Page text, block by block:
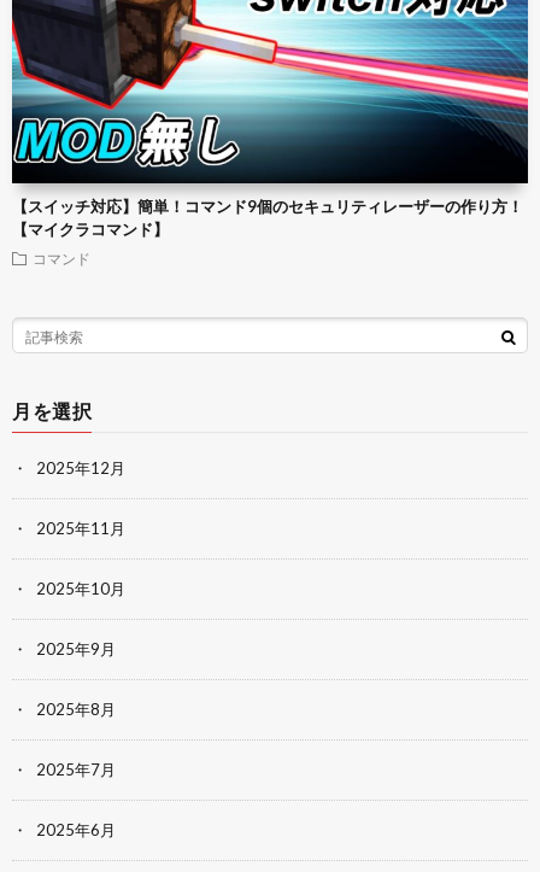
【スイッチ対応】簡単！コマンド9個のセキュリティレーザーの作り方！
【マイクラコマンド】
コマンド
月を選択
2025年12月
2025年11月
2025年10月
2025年9月
2025年8月
2025年7月
2025年6月